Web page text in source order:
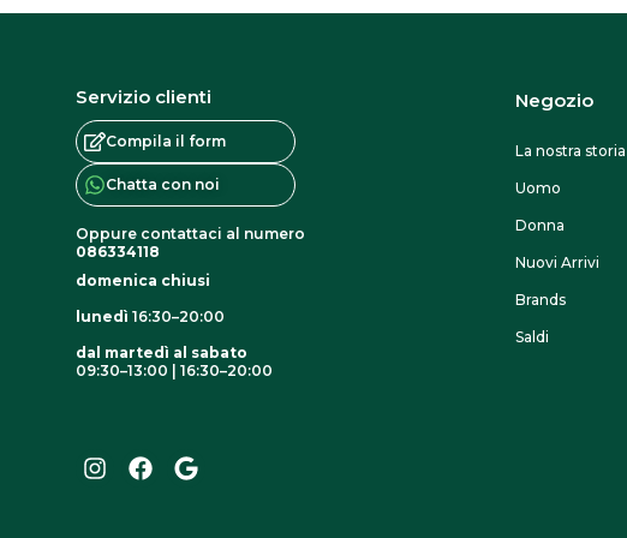
Servizio clienti
Compila il form
Chatta con noi
Oppure contattaci al numero
086334118
domenica chiusi
lunedì16:30–20:00
dal martedì al sabato
09:30–13:00 | 16:30–20:00
t
e
g
Negozio
La nostra storia
Uomo
Donna
Nuovi Arrivi
Brands
Saldi